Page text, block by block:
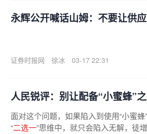
永辉公开喊话山姆：不要让供
证券时报网 徐冰 03-17 22:31
人民锐评：别让配备“小蜜蜂”
面对这个问题，如果陷入到使用“小蜜
“二选一”思维中，就只会陷入无解，徒